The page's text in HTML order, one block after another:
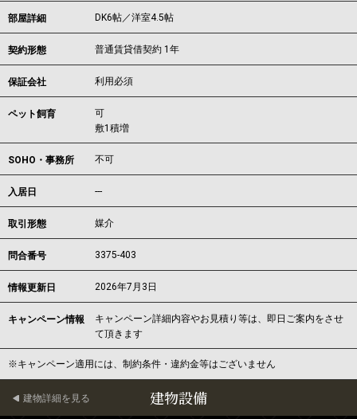
部屋詳細 DK6帖／洋室4.5帖
契約形態 普通賃貸借契約 1年
保証会社 利用必須
ペット飼育
可
敷1積増
SOHO・事務所 不可
入居日 ---
取引形態 媒介
問合番号 3375-403
情報更新日 2026年7月3日
キャンペーン情報
キャンペーン詳細内容やお見積り等は、即日ご案内をさせ
て頂きます
※キャンペーン適用には、制約条件・違約金等はございません
建物設備
建物詳細を見る